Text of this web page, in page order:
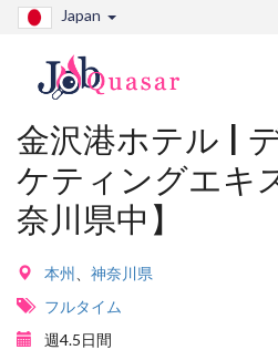
Japan
金沢港ホテル |
ケティングエキ
奈川県中】
本州
神奈川県
フルタイム
週4.5日間